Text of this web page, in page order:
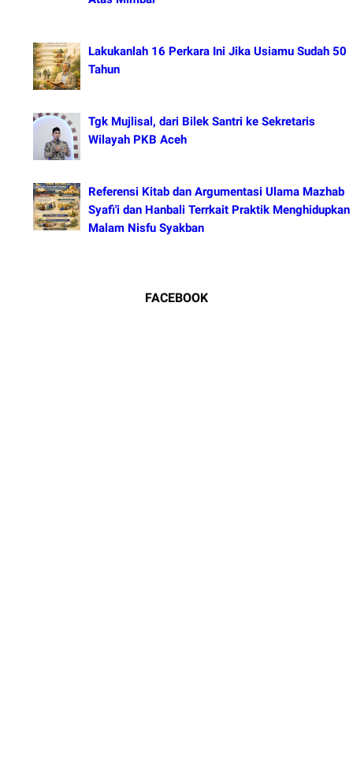
Lakukanlah 16 Perkara Ini Jika Usiamu Sudah 50
Tahun
Tgk Mujlisal, dari Bilek Santri ke Sekretaris
Wilayah PKB Aceh
Referensi Kitab dan Argumentasi Ulama Mazhab
Syafi'i dan Hanbali Terrkait Praktik Menghidupkan
Malam Nisfu Syakban
FACEBOOK